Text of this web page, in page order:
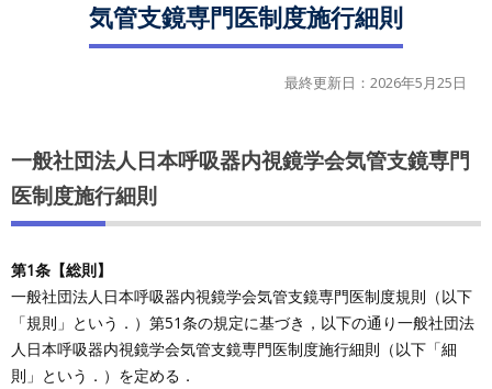
気管支鏡専門医制度施行細則
最終更新日：2026年5月25日
一般社団法人日本呼吸器内視鏡学会気管支鏡専門
医制度施行細則
第1条【総則】
一般社団法人日本呼吸器内視鏡学会気管支鏡専門医制度規則（以下
「規則」という．）第51条の規定に基づき，以下の通り一般社団法
人日本呼吸器内視鏡学会気管支鏡専門医制度施行細則（以下「細
則」という．）を定める．